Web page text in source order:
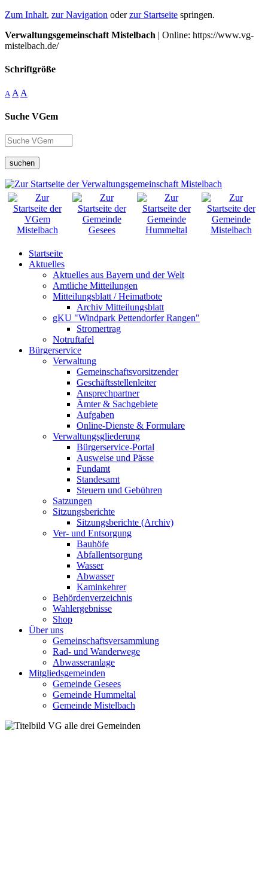
Zum Inhalt, zur Navigation oderzur Startseite springen.
Verwaltungsgemeinschaft Mistelbach | Online: https://www.vg-
mistelbach.de/
Schriftgröße
A A A
Suche VGem
suchen
Startseite
Aktuelles
Aktuelles aus Bayern und der Welt
Amtliche Mitteilungen
Mitteilungsblatt / Heimatbote
Archiv Mitteilungsblatt
gKU "Windpark Pettendorfer Rangen"
Stromertrag
Notruftafel
Bürgerservice
Verwaltung
Gemeinschaftsvorsitzender
Geschäftsstellenleiter
Ansprechpartner
Ämter & Sachgebiete
Aufgaben
Online-Dienste & Formulare
Verwaltungsgliederung
Bürgerservice-Portal
Ausweise und Pässe
Fundamt
Standesamt
Steuern und Gebühren
Satzungen
Sitzungsberichte
Sitzungsberichte (Archiv)
Ver- und Entsorgung
Bauhöfe
Abfallentsorgung
Wasser
Abwasser
Kaminkehrer
Behördenverzeichnis
Wahlergebnisse
Shop
Über uns
Gemeinschaftsversammlung
Rad- und Wanderwege
Abwasseranlage
Mitgliedsgemeinden
Gemeinde Gesees
Gemeinde Hummeltal
Gemeinde Mistelbach